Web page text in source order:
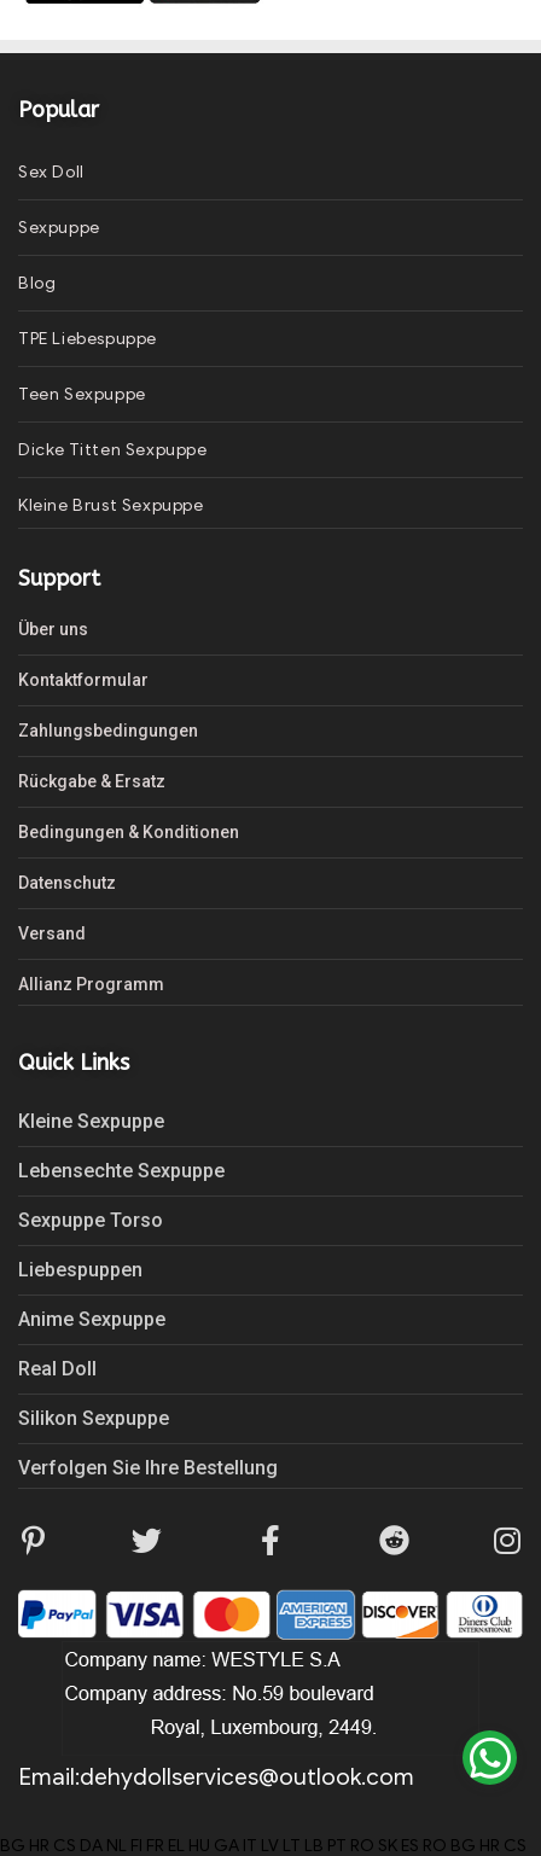
Popular
Sex Doll
Sexpuppe
Blog
TPE Liebespuppe
Teen Sexpuppe
Dicke Titten Sexpuppe
Kleine Brust Sexpuppe
Support
Über uns
Kontaktformular
Zahlungsbedingungen
Rückgabe & Ersatz
Bedingungen & Konditionen
Datenschutz
Versand
Allianz Programm
Quick Links
Kleine Sexpuppe
Lebensechte Sexpuppe
Sexpuppe Torso
Liebespuppen
Anime Sexpuppe
Real Doll
Silikon Sexpuppe
Verfolgen Sie Ihre Bestellung
Email:dehydollservices@outlook.com
BG HR CS DA NL FI FR EL HU GA IT LV LT LB PT RO SK ES RO BG HR CS